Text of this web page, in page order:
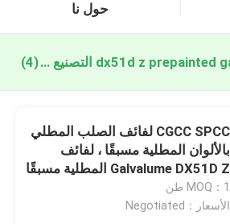
حول نا
dx51d z prepainted galvalume coil التصنيع عبر الإنترنت(4)
CGCC SPCC لفائف الصلب المطلي
بالألوان المطلية مسبقًا ، لفائف
Galvalume DX51D Z المطلية مسبقًا
MOQ：1 طن
الأسعار：Negotiated